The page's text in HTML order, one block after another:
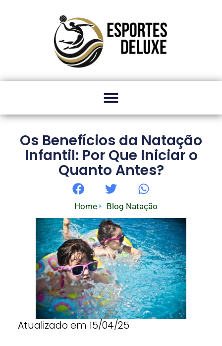
Os Benefícios da Natação
Infantil: Por Que Iniciar o
Quanto Antes?
Home Blog Natação
Atualizado em 15/04/25